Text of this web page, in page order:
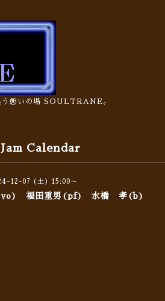
う憩いの場 SOULTRANE。
Calendar
12-07 (土) 15:00～
(vo) 福田重男(pf) 水橋 孝(b)